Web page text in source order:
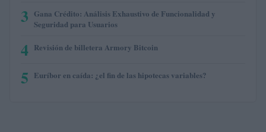
3 Gana Crédito: Análisis Exhaustivo de Funcionalidad y
Seguridad para Usuarios
4 Revisión de billetera Armory Bitcoin
5 Euríbor en caída: ¿el fin de las hipotecas variables?